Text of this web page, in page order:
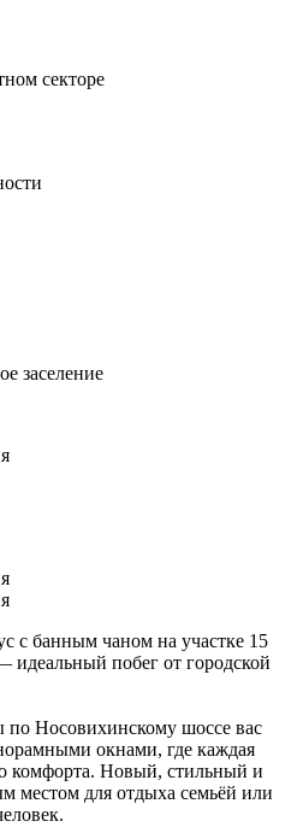
секторе
заселение
с банным чаном на участке 15
идеальный побег от городской
по Носовихинскому шоссе вас
окнами, где каждая
комфорта. Новый, стильный и
местом для отдыха семьёй или